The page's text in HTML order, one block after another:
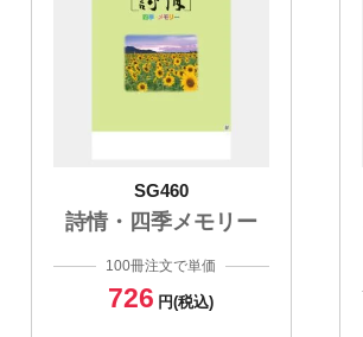
SG460
詩情・四季メモリー
100冊注文で単価
726 円(税込)